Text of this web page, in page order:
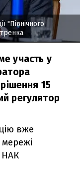
"Північного
участь у
15
регулятор
вже
НАК